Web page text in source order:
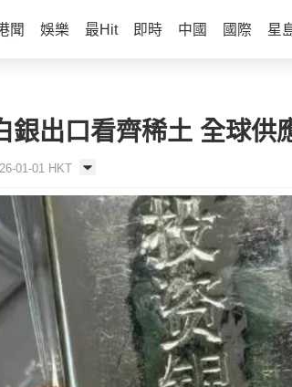
聞 娛樂 最Hit 即時 中國 國際 星
銀出口看齊稀土 全球供
01-01 HKT